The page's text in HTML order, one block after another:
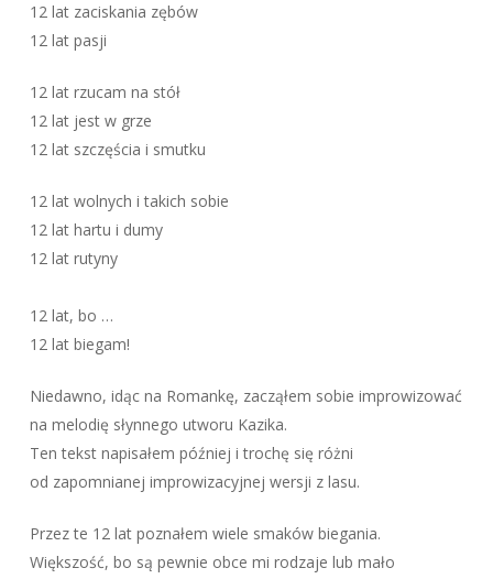
12 lat zaciskania zębów
12 lat pasji
12 lat rzucam na stół
12 lat jest w grze
12 lat szczęścia i smutku
12 lat wolnych i takich sobie
12 lat hartu i dumy
12 lat rutyny
12 lat, bo …
12 lat biegam!
Niedawno, idąc na Romankę, zacząłem sobie improwizować
na melodię słynnego utworu Kazika.
Ten tekst napisałem później i trochę się różni
od zapomnianej improwizacyjnej wersji z lasu.
Przez te 12 lat poznałem wiele smaków biegania.
Większość, bo są pewnie obce mi rodzaje lub mało